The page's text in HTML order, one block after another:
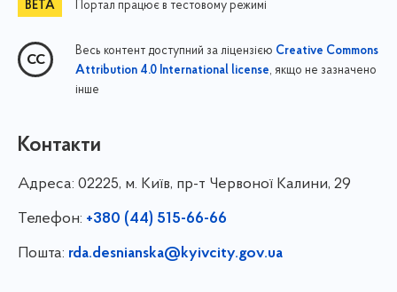
Портал працює в тестовому режимі
Весь контент доступний за ліцензією Creative Commons
Attribution 4.0 International license, якщо не зазначено
інше
Контакти
Адреса: 02225, м. Київ, пр-т Червоної Калини, 29
Телефон: +380 (44) 515-66-66
Пошта: rda.desnianska@kyivcity.gov.ua